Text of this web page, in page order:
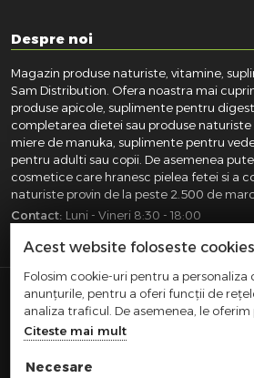
Despre noi
Magazin produse naturiste, vitamine,
Sam Distribution. Ofera noastra mai
produse apicole, suplimente pentru
completarea dietei sau produse naturiste
miere de manuka, suplimente pentru
pentru adulti sau copii. De asemenea
cosmetice care hranesc pielea fetei si a
naturiste provin de la peste 2.500 de
Contact: Luni - Vineri 8:30 - 18:00
SAM DISTRIBUTION S.R.L.- Registrul
J40/10004/2002, Cod fiscal:
Dimieni, nr. 7, Bucuresti, sector 5.
standurilor, chioscurilor si pietelor
Acest website foloseste cookies
Folosim cookie-uri pentru a personaliza
anunțurile, pentru a oferi funcții de
analiza traficul. De asemenea, le
sociale, de publicitate și de analize
modul în care folosiți site-ul nostru.
alte informații oferite de dvs. sau
Citeste mai mult
Necesare